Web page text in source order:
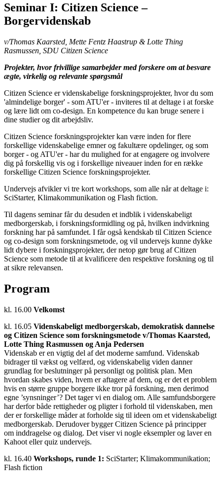
Seminar I: Citizen Science –
Borgervidenskab
v/Thomas Kaarsted, Mette Fentz Haastrup & Lotte Thing
Rasmussen, SDU Citizen Science
Projekter, hvor frivillige samarbejder med forskere om at besvare
ægte, virkelig og relevante spørgsmål
Citizen Science er videnskabelige forskningsprojekter, hvor du som
'almindelige borger' - som ATU'er - inviteres til at deltage i at forske
og lære lidt om co-design. En kompetence du kan bruge senere i
dine studier og dit arbejdsliv.
Citizen Science forskningsprojekter kan være inden for flere
forskellige videnskabelige emner og fakultære opdelinger, og som
borger - og ATU'er - har du mulighed for at engagere og involvere
dig på forskellig vis og i forskellige niveauer inden for en række
forskellige Citizen Science forskningsprojekter.
Undervejs afvikler vi tre kort workshops, som alle når at deltage i:
SciStarter, Klimakommunikation og Flash fiction.
Til dagens seminar får du desuden et indblik i videnskabeligt
medborgerskab, i forskningsformidling og på, hvilken indvirkning
forskning har på samfundet. I får også kendskab til Citizen Science
og co-design som forskningsmetode, og vil undervejs kunne dykke
lidt dybere i forskningsprojekter, der netop gør brug af Citizen
Science som metode til at kvalificere den respektive forskning og til
at sikre relevansen.
Program
kl. 16.00 Velkomst
kl. 16.05 Videnskabeligt medborgerskab, demokratisk dannelse
og Citizen Science som forskningsmetode v/Thomas Kaarsted,
Lotte Thing Rasmussen og Anja Pedersen
Videnskab er en vigtig del af det moderne samfund. Videnskab
bidrager til vækst og velfærd, og videnskabelig viden danner
grundlag for beslutninger på personligt og politisk plan. Men
hvordan skabes viden, hvem er aftagere af dem, og er det et problem
hvis en større gruppe borgere ikke tror på forskning, men derimod
egne ’synsninger’? Det tager vi en dialog om. Alle samfundsborgere
har derfor både rettigheder og pligter i forhold til videnskaben, men
der er forskellige måder at forholde sig til ideen om et videnskabeligt
medborgerskab. Derudover bygger Citizen Science på principper
om inddragelse og dialog. Det viser vi nogle eksempler og laver en
Kahoot eller quiz undervejs.
kl. 16.40 Workshops, runde 1: SciStarter; Klimakommunikation;
Flash fiction